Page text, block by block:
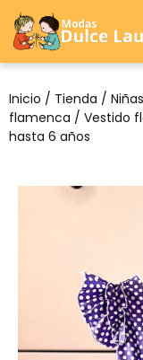
Inicio / Tienda / Niñas
flamenca / Vestido
hasta 6 años